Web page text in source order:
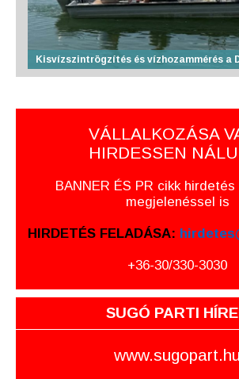
Kisvízszintrögzítés és vízhozammérés a
VÁLLALKOZÁSA
HIRDESSEN
BANNER ÉS PR cikk
megjelenéssel is
HIRDETÉS FELADÁSA:
+36-30/330-3030
SUGÓ PARTI
www.sugopart.hu